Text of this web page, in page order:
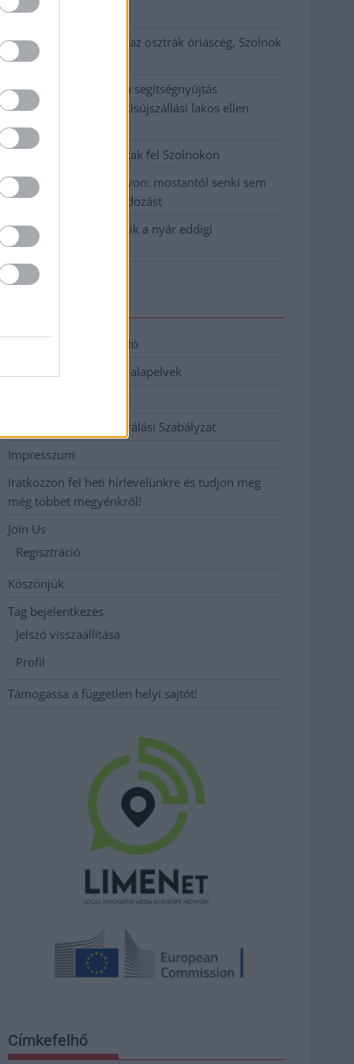
klíma
Átszervezi működését az osztrák óriáscég, Szolnok
is érintett
Tragédiába torkollott a segítségnyújtás
elmulasztása, három kisújszállási lakos ellen
emeltek vádat
Hatalmas lángok csaptak fel Szolnokon
Vízitraffipax a Tisza-tavon: mostantól senki sem
úszhatja meg a száguldozást
Szolnokra is megérkezik a nyár eddigi
legkeményebb napja
Adatkezelési tájékoztató
Etikai és függetlenségi alapelvek
Hozzászólási és Moderálási Szabályzat
Impresszum
Iratkozzon fel heti hírlevelünkre és tudjon meg
még többet megyénkről!
Join Us
Regisztráció
Köszönjük
Tag bejelentkezés
Jelszó visszaállítása
Profil
Támogassa a független helyi sajtót!
Címkefelhő